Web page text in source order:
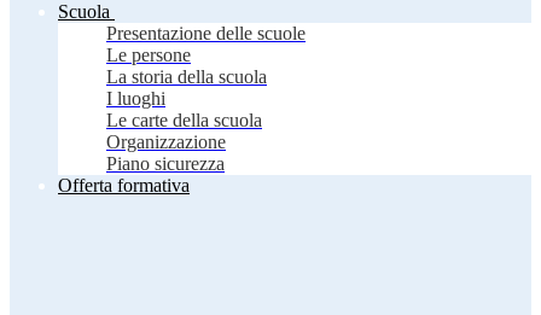
Scuola
Presentazione delle scuole
Le persone
La storia della scuola
I luoghi
Le carte della scuola
Organizzazione
Piano sicurezza
Offerta formativa